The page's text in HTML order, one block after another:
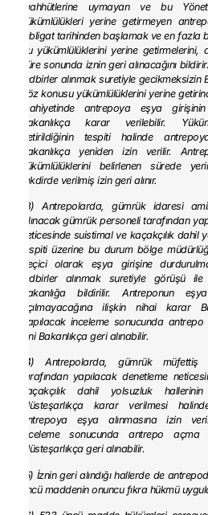
taahhütlerine uymayan ve bu
yükümlülükleri yerine getirmeyen
tebligat tarihinden başlamak ve en fazla
bu yükümlülüklerini yerine getirmelerini,
süre sonunda iznin geri alınacağını
tedbirler alınmak suretiyle gecikmeksizin
Söz konusu yükümlülüklerini yerine
mahiyetinde antrepoya eşya girişinin
Bakanlıkça karar verilebilir.
getirildiğinin tespiti halinde
Bakanlıkça yeniden izin verilir.
yükümlülüklerini belirlenen sürede
takdirde verilmiş izin geri alınır.
(3) Antrepolarda, gümrük idaresi
kılınacak gümrük personeli tarafından
neticesinde suistimal ve kaçakçılık dahil
tespiti üzerine bu durum bölge
geçici olarak eşya girişine
tedbirler alınmak suretiyle görüşü
Bakanlığa bildirilir. Antreponun
açılmayacağına ilişkin nihai karar
Yapılacak inceleme sonucunda
izni Bakanlıkça geri alınabilir.
(4) Antrepolarda, gümrük müfettiş
tarafından yapılacak denetleme
kaçakçılık dahil yolsuzluk
Müsteşarlıkça karar verilmesi
antrepoya eşya alınmasına izin
inceleme sonucunda antrepo
Müsteşarlıkça geri alınabilir.
(5) İznin geri alındığı hallerde de
üncü maddenin onuncu fıkra hükmü